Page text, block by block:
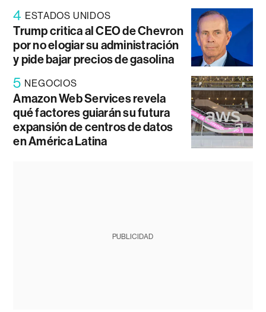
4 ESTADOS UNIDOS
Trump critica al CEO de Chevron
por no elogiar su administración
y pide bajar precios de gasolina
5 NEGOCIOS
Amazon Web Services revela
qué factores guiarán su futura
expansión de centros de datos
en América Latina
PUBLICIDAD